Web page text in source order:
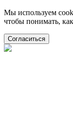
Мы используем
чтобы понимать,
Согласиться